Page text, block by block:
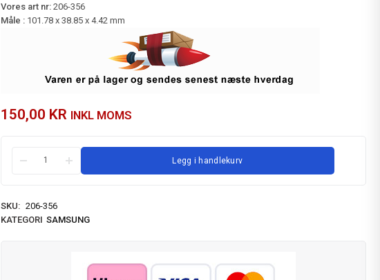
Vores art nr: 206-356
Måle : 101.78 x 38.85 x 4.42 mm
150,00 KR INKL MOMS
Legg i handlekurv
SKU: 206-356
KATEGORI SAMSUNG